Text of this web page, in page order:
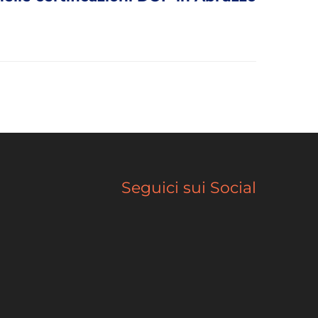
Seguici sui Social